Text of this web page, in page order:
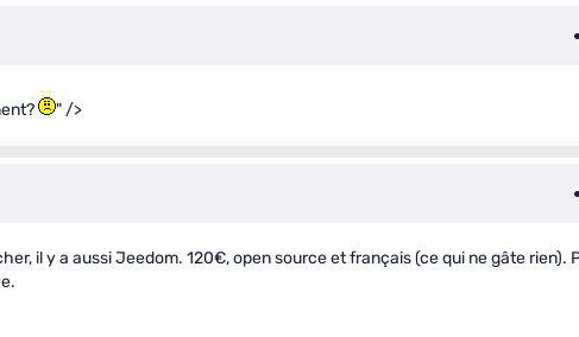
" />
il y a aussi Jeedom. 120€, open source et français (ce qui ne gâte rien).